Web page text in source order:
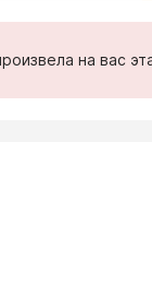
на вас